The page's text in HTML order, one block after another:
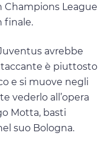
Champions League
finale.
avrebbe
è piuttosto
e si muove negli
vederlo all’opera
Motta, basti
suo Bologna.